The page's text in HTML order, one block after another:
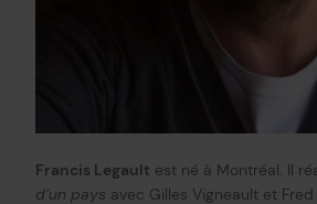
Francis Legault est né à Montréal. Il
d’un pays avec Gilles Vigneault et